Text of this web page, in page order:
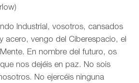
Industrial, vosotros, cansados
acero, vengo del Ciberespacio, el
En nombre del futuro, os
nos dejéis en paz. No sois
No ejercéis ninguna